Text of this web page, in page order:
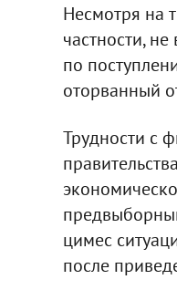
Несмотря на
частности,
по
оторванный
Трудности с
цимес
после